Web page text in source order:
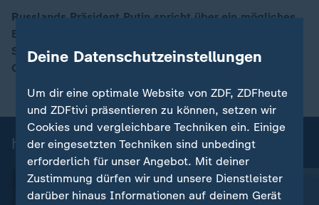
Russlands Präsident Putin spricht über ein mögliches
Ende des Ukraine-Kriegs und schlägt Altkanzler
Schröder als Vermittler vor. ZDF-Korrespondent Armin
Coerper mit einer Einordnung.
heute 19:00 Uhr: Einzelbeiträge
Deine Datenschutzeinstellungen
Um dir eine optimale Website von ZDF, ZDFheute
und ZDFtivi präsentieren zu können, setzen wir
Cookies und vergleichbare Techniken ein. Einige
der eingesetzten Techniken sind unbedingt
erforderlich für unser Angebot. Mit deiner
Zustimmung dürfen wir und unsere Dienstleister
darüber hinaus Informationen auf deinem Gerät